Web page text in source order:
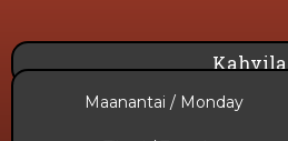
Kahvila
Maanantai / Monday